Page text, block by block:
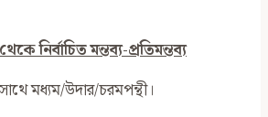
নির্বাচিত মন্তব্য-প্রতিমন্তব্য
মধ্যম/উদার/চরমপন্থী।